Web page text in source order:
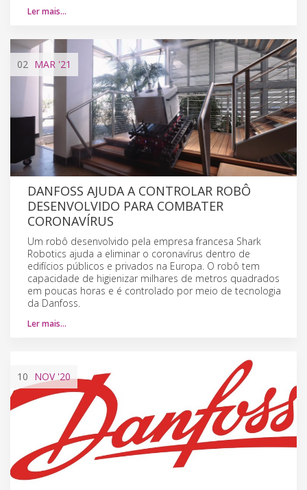
Ler mais…
02 MAR '21
DANFOSS AJUDA A CONTROLAR ROBÔ
DESENVOLVIDO PARA COMBATER
CORONAVÍRUS
Um robô desenvolvido pela empresa francesa Shark
Robotics ajuda a eliminar o coronavírus dentro de
edifícios públicos e privados na Europa. O robô tem
capacidade de higienizar milhares de metros quadrados
em poucas horas e é controlado por meio de tecnologia
da Danfoss.
Ler mais…
10 NOV'20